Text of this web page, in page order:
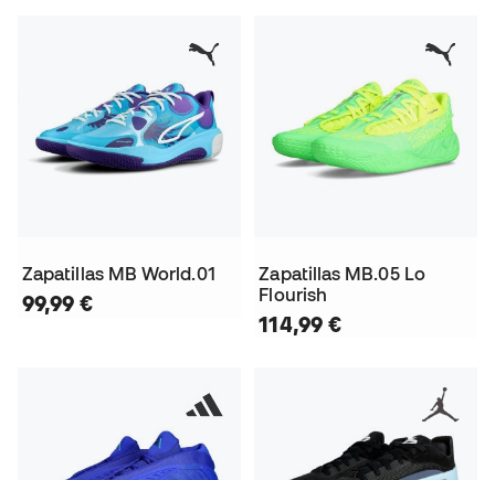
Zapatillas MB World.01
99,99 €
Zapatillas MB.05 Lo
Flourish
114,99 €